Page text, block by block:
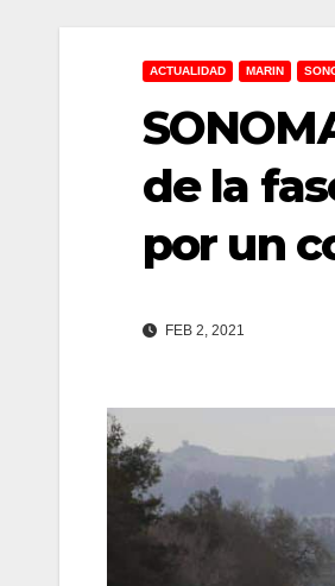
ACTUALIDAD MARIN
de la
por un
FEB 2, 2021